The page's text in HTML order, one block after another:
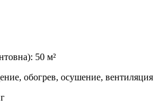
: 50 м²
обогрев, осушение, вентиляция